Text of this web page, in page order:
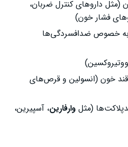
(مثل داروهای کنترل ضربان،
فشار خون)
به خصوص ضدافسردگی‌ها
قند خون (انسولین و قرص‌های
(مثل وارفارین، آسپیرین،